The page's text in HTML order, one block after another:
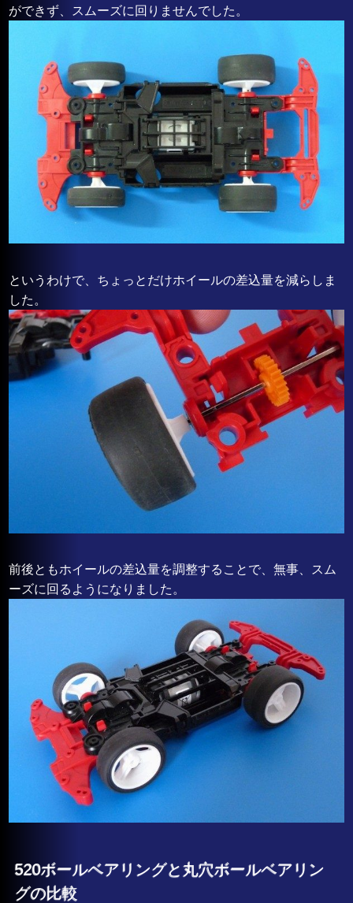
ができず、スムーズに回りませんでした。
というわけで、ちょっとだけホイールの差込量を減らしま
した。
前後ともホイールの差込量を調整することで、無事、スム
ーズに回るようになりました。
520ボールベアリングと丸穴ボールベアリン
グの比較